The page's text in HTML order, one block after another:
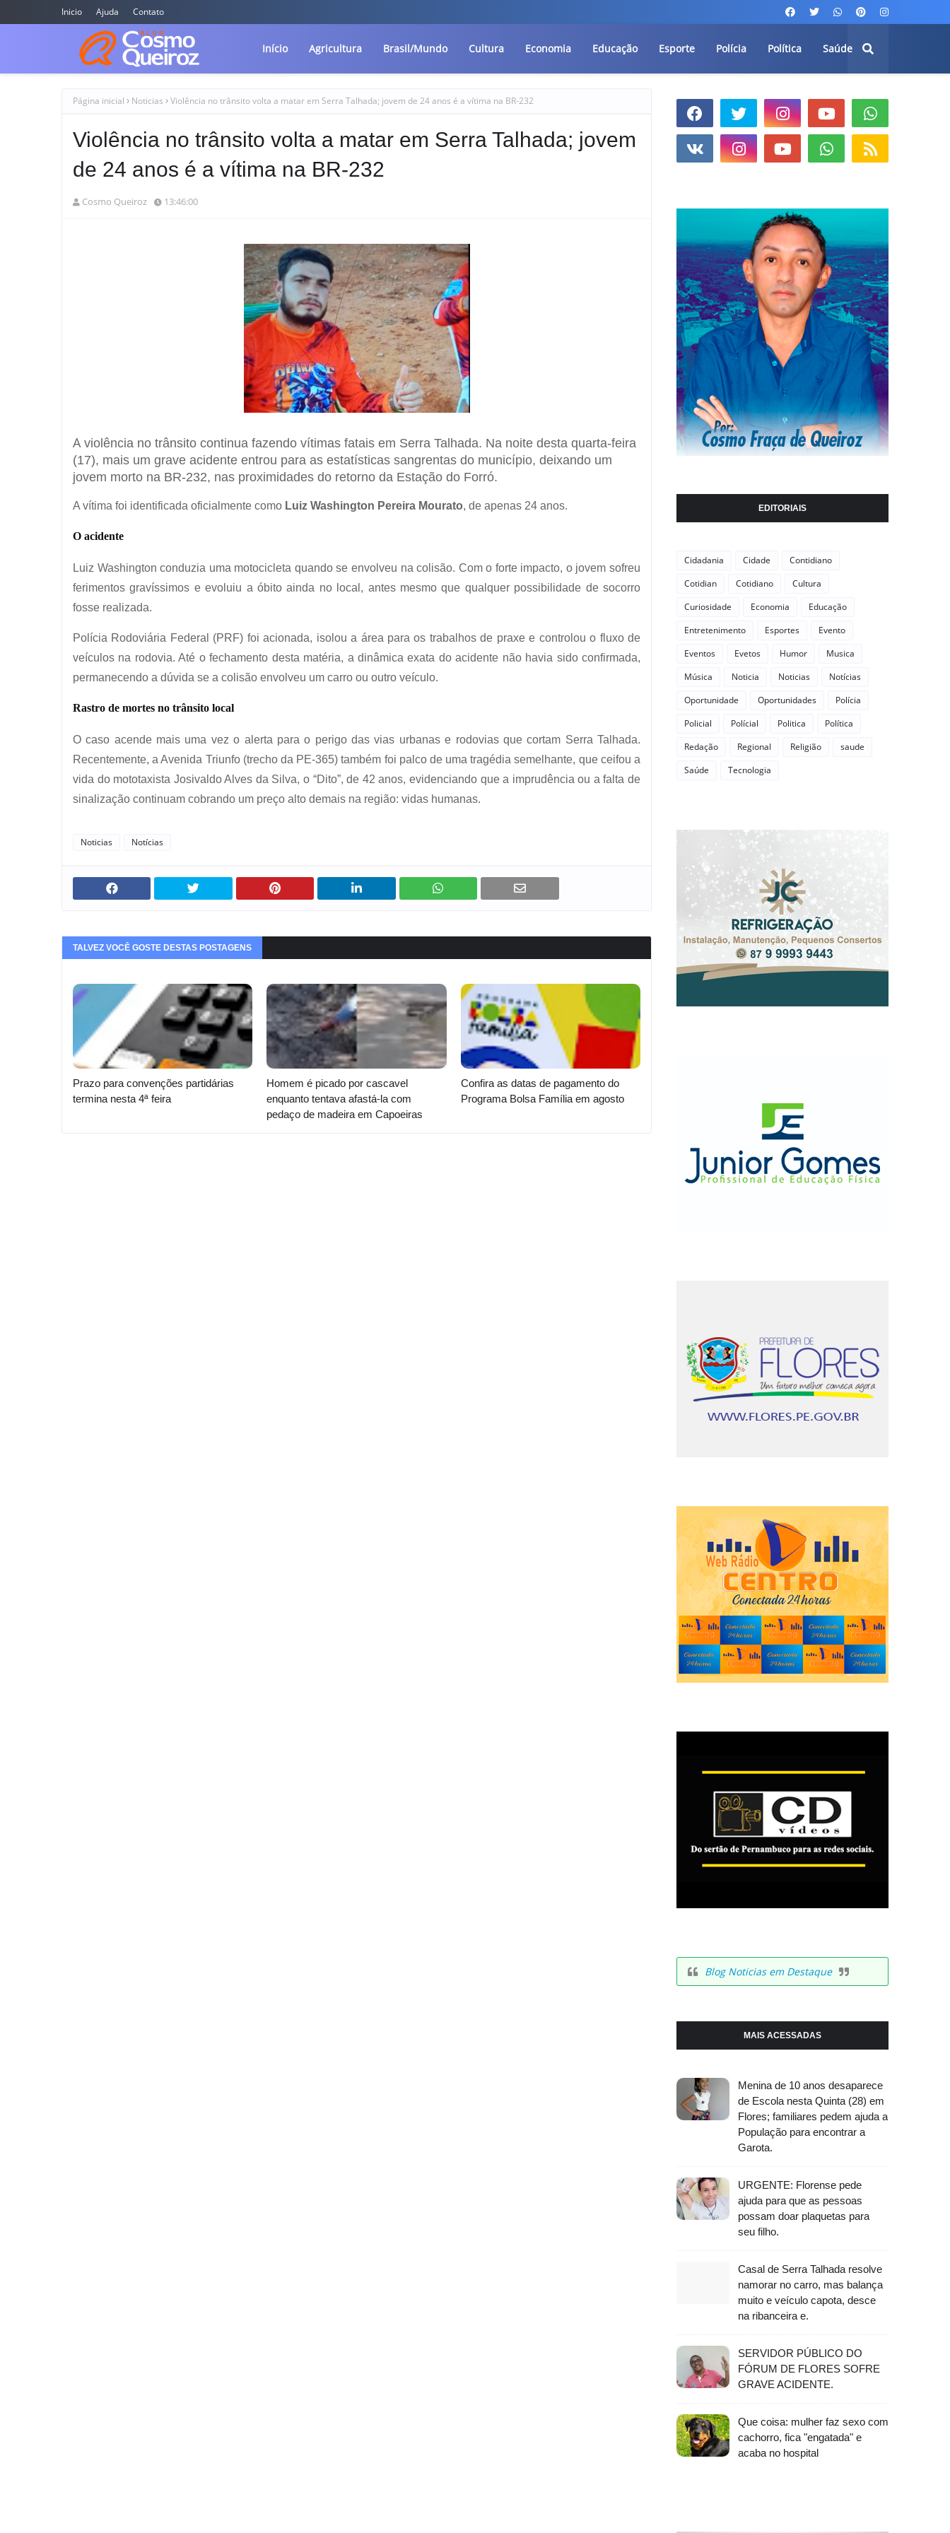
Inicio Ajuda Contato
Início Agricultura Brasil/Mundo Cultura Economia Educação Esporte Polícia Política Saúde
Página inicial Noticias Violência no trânsito volta a matar em Serra Talhada; jovem de 24 anos é a vítima na BR-232
Violência no trânsito volta a matar em Serra Talhada; jovem
de 24 anos é a vítima na BR-232
Cosmo Queiroz 13:46:00
A violência no trânsito continua fazendo vítimas fatais em Serra Talhada. Na noite desta quarta-feira
(17), mais um grave acidente entrou para as estatísticas sangrentas do município, deixando um
jovem morto na BR-232, nas proximidades do retorno da Estação do Forró.
A vítima foi identificada oficialmente como Luiz Washington Pereira Mourato, de apenas 24 anos.
O acidente
Luiz Washington conduzia uma motocicleta quando se envolveu na colisão. Com o forte impacto, o jovem sofreu
ferimentos gravíssimos e evoluiu a óbito ainda no local, antes mesmo que qualquer possibilidade de socorro
fosse realizada.
Polícia Rodoviária Federal (PRF) foi acionada, isolou a área para os trabalhos de praxe e controlou o fluxo de
veículos na rodovia. Até o fechamento desta matéria, a dinâmica exata do acidente não havia sido confirmada,
permanecendo a dúvida se a colisão envolveu um carro ou outro veículo.
Rastro de mortes no trânsito local
O caso acende mais uma vez o alerta para o perigo das vias urbanas e rodovias que cortam Serra Talhada.
Recentemente, a Avenida Triunfo (trecho da PE-365) também foi palco de uma tragédia semelhante, que ceifou a
vida do mototaxista Josivaldo Alves da Silva, o “Dito”, de 42 anos, evidenciando que a imprudência ou a falta de
sinalização continuam cobrando um preço alto demais na região: vidas humanas.
Noticias Notícias
TALVEZ VOCÊ GOSTE DESTAS POSTAGENS
Prazo para convenções partidárias
termina nesta 4ª feira
Homem é picado por cascavel
enquanto tentava afastá-la com
pedaço de madeira em Capoeiras
Confira as datas de pagamento do
Programa Bolsa Família em agosto
EDITORIAIS
Cidadania Cidade
Contidiano
Cotidian
Cotidiano
Cultura
Curiosidade
Economia
Educação
Entretenimento
Esportes
Evento
Eventos
Evetos Humor
Musica
Música
Noticia Noticias
Notícias
Oportunidade
Oportunidades
Polícia
Policial
Polícial Politica
Política
Redação
Regional Religião
saude
Saúde
Tecnologia
Blog Noticias em Destaque
MAIS ACESSADAS
Menina de 10 anos desaparece
de Escola nesta Quinta (28) em
Flores; familiares pedem ajuda a
População para encontrar a
Garota.
URGENTE: Florense pede
ajuda para que as pessoas
possam doar plaquetas para
seu filho.
Casal de Serra Talhada resolve
namorar no carro, mas balança
muito e veículo capota, desce
na ribanceira e.
SERVIDOR PÚBLICO DO
FÓRUM DE FLORES SOFRE
GRAVE ACIDENTE.
Que coisa: mulher faz sexo com
cachorro, fica "engatada" e
acaba no hospital